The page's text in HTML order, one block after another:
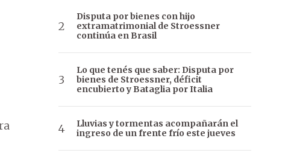
Disputa por bienes con hijo
extramatrimonial de Stroessner
continúa en Brasil
Lo que tenés que saber: Disputa por
bienes de Stroessner, déficit
encubierto y Bataglia por Italia
Lluvias y tormentas acompañarán el
ingreso de un frente frío este jueves